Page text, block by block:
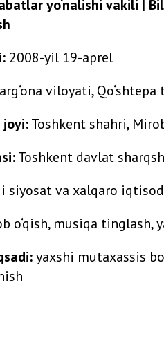
yo‘nalishi vakili |
2008-yil 19-aprel
viloyati,
joyi:Toshkent shahri,
Toshkent davlat
siyosat va xalqaro
o‘qish, musiqa tinglash,
yaxshi mutaxassis